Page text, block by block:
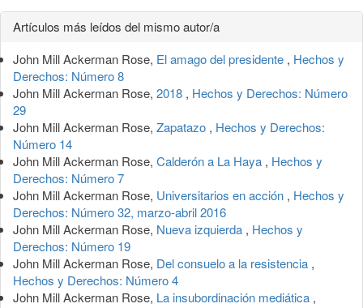
Detalles
del
artículo
Artículos más leídos del mismo autor/a
John Mill Ackerman Rose, El amago del presidente , Hechos y
Derechos: Número 8
John Mill Ackerman Rose, 2018 , Hechos y Derechos: Número
29
John Mill Ackerman Rose, Zapatazo , Hechos y Derechos:
Número 14
John Mill Ackerman Rose, Calderón a La Haya , Hechos y
Derechos: Número 7
John Mill Ackerman Rose, Universitarios en acción , Hechos y
Derechos: Número 32, marzo-abril 2016
John Mill Ackerman Rose, Nueva izquierda , Hechos y
Derechos: Número 19
John Mill Ackerman Rose, Del consuelo a la resistencia ,
Hechos y Derechos: Número 4
John Mill Ackerman Rose, La insubordinación mediática ,